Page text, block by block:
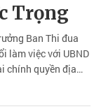
Trọng
Ban Thi đua
làm việc với UBND
chính quyền địa